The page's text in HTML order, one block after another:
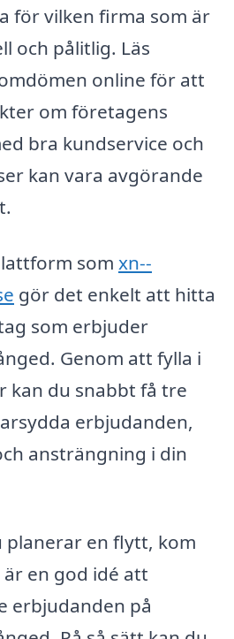
för vilken firma som är
och pålitlig. Läs
online för att
om företagens
bra kundservice och
kan vara avgörande
som xn--
gör det enkelt att hitta
som erbjuder
Genom att fylla i
kan du snabbt få tre
erbjudanden,
ansträngning i din
planerar en flytt, kom
en god idé att
erbjudanden på